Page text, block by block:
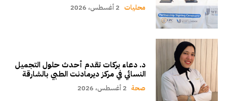
محليات 2 أغسطس، 2026
د. دعاء بركات تقدم أحدث حلول التجميل
النسائي في مركز ديرمادنت الطبي بالشارقة
صحة 2 أغسطس، 2026